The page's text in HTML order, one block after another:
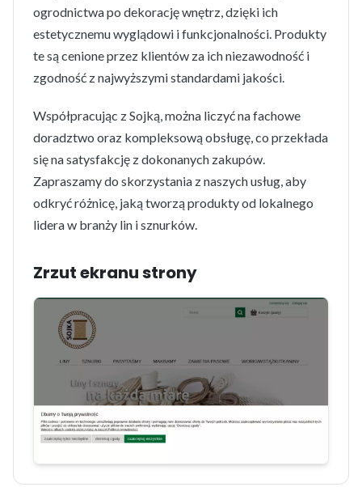
ogrodnictwa po dekorację wnętrz, dzięki ich
estetycznemu wyglądowi i funkcjonalności. Produkty
te są cenione przez klientów za ich niezawodność i
zgodność z najwyższymi standardami jakości.
Współpracując z Sojką, można liczyć na fachowe
doradztwo oraz kompleksową obsługę, co przekłada
się na satysfakcję z dokonanych zakupów.
Zapraszamy do skorzystania z naszych usług, aby
odkryć różnicę, jaką tworzą produkty od lokalnego
lidera w branży lin i sznurków.
Zrzut ekranu strony